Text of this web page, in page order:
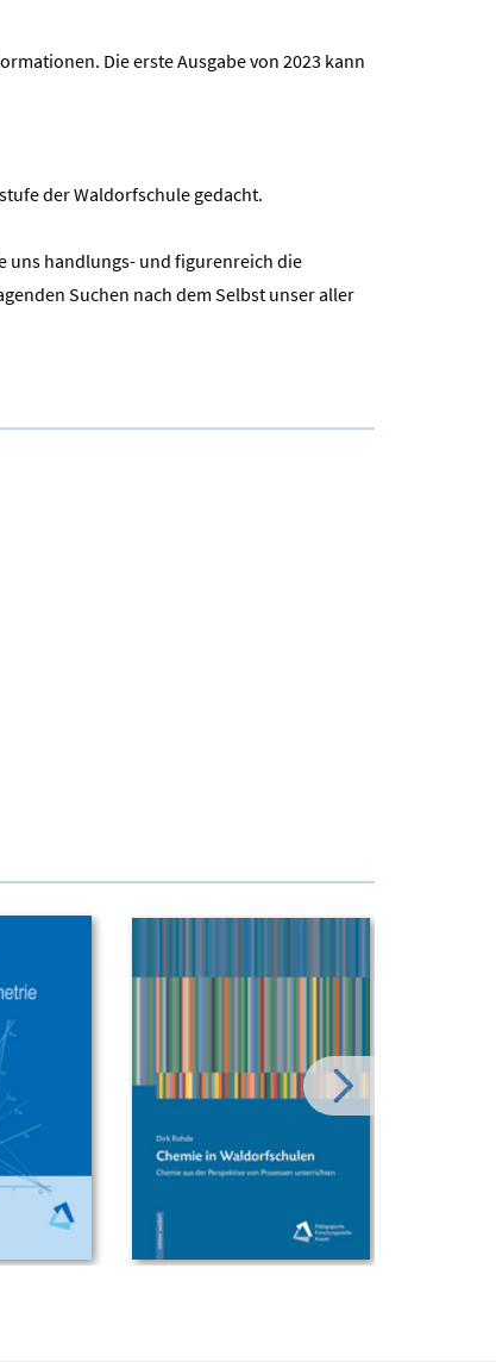
Die erste Ausgabe von 2023 kann
der Waldorfschule gedacht.
uns handlungs- und figurenreich die
Suchen nach dem Selbst unser aller